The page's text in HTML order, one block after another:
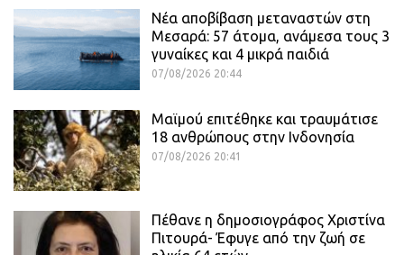
Νέα αποβίβαση μεταναστών στη
Μεσαρά: 57 άτομα, ανάμεσα τους 3
γυναίκες και 4 μικρά παιδιά
07/08/2026 20:44
Μαϊμού επιτέθηκε και τραυμάτισε
18 ανθρώπους στην Ινδονησία
07/08/2026 20:41
Πέθανε η δημοσιογράφος Χριστίνα
Πιτουρά- Έφυγε από την ζωή σε